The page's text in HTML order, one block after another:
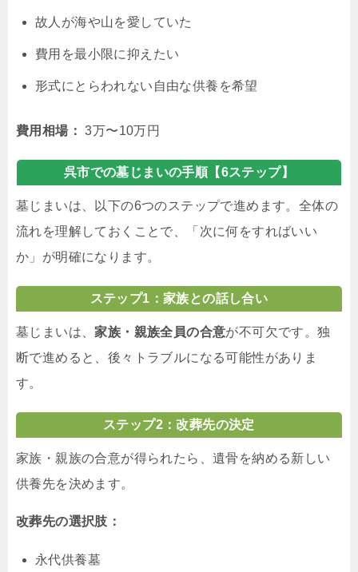
故人が海や山を愛していた
費用を最小限に抑えたい
形式にとらわれない自由な供養を希望
費用相場： 3万〜10万円
呉市での墓じまいの手順【6ステップ】
墓じまいは、以下の6つのステップで進めます。全体の
流れを理解しておくことで、「次に何をすればいい
か」が明確になります。
ステップ1：家族との話し合い
墓じまいは、 家族・親族全員の合意が不可欠です。独
断で進めると、後々トラブルになる可能性がありま
す。
ステップ2：改葬先の決定
家族・親族の合意が得られたら、遺骨を納める新しい
供養先を決めます。
改葬先の選択肢：
永代供養墓